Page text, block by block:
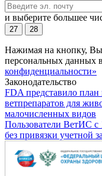
и выберите большее
27 28
Нажимая на кнопку, Вы
персональных данных
конфиденциальности»
Законодательство
FDA представило
ветпрепаратов для
малочисленных видов
Пользователи ВетИС с
без привязки учетной